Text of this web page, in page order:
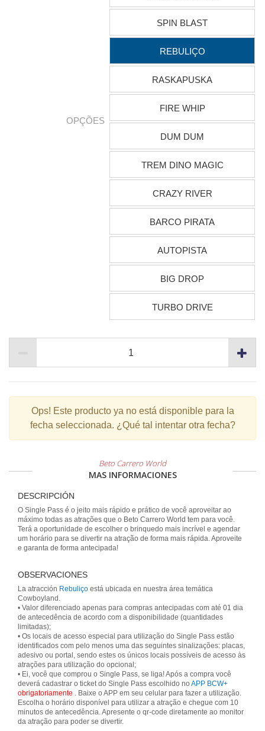
OPÇÕES
SPIN BLAST
REBULIÇO
RASKAPUSKA
FIRE WHIP
DUM DUM
TREM DINO MAGIC
CRAZY RIVER
BARCO PIRATA
AUTOPISTA
BIG DROP
TURBO DRIVE
Ops! Este producto ya no está disponible para la
fecha seleccionada. ¿Qué tal intentar otra fecha?
Beto Carrero World
MAS INFORMACIONES
DESCRIPCIÓN
O Single Pass é o jeito mais rápido e prático de você aproveitar ao
máximo todas as atrações que o Beto Carrero World tem para você.
Terá a oportunidade de escolher o brinquedo mais incrível e agendar
um horário para se divertir na atração de forma mais rápida. Aproveite
e garanta de forma antecipada!
OBSERVACIONES
La atracción Rebuliço está ubicada en nuestra área temática
Cowboyland.
• Valor diferenciado apenas para compras antecipadas com até 01 dia
de antecedência de acordo com a disponibilidade (quantidades
limitadas);
• Os locais de acesso especial para utilização do Single Pass estão
identificados com pelo menos uma das seguintes sinalizações: placas,
adesivo ou portal, sendo estes os únicos locais possíveis de acesso às
atrações para utilização do opcional;
• Ei, você que comprou o Single Pass, se liga! Após a compra você
deverá cadastrar o ticket do Single Pass escolhido no APP BCW+
obrigatoriamente . Baixe o APP em seu celular para fazer a utilização.
Escolha o horário disponível para utilizar a atração e chegue com 10
minutos de antecedência. Apresente o qr-code diretamente ao monitor
da atração para poder se divertir.